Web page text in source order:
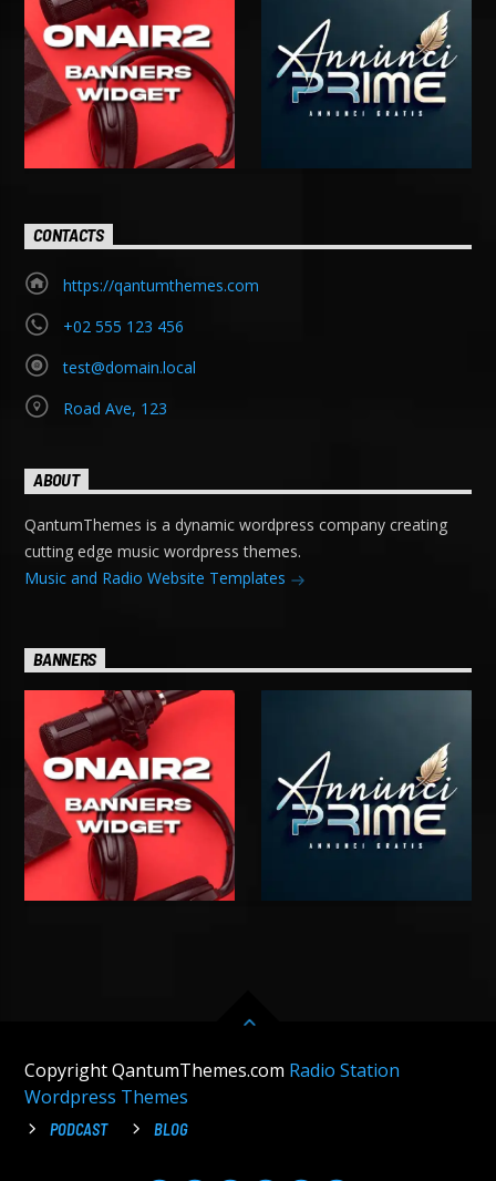
CONTACTS
https://qantumthemes.com
+02 555 123 456
test@domain.local
Road Ave, 123
ABOUT
QantumThemes is a dynamic wordpress company creating
cutting edge music wordpress themes.
Music and Radio Website Templates
BANNERS
Copyright QantumThemes.com Radio Station
Wordpress Themes
PODCAST BLOG